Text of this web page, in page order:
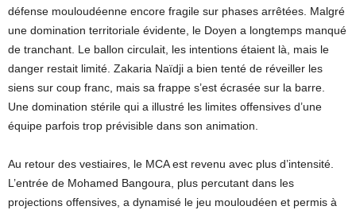
défense mouloudéenne encore fragile sur phases arrêtées. Malgré
une domination territoriale évidente, le Doyen a longtemps manqué
de tranchant. Le ballon circulait, les intentions étaient là, mais le
danger restait limité. Zakaria Naïdji a bien tenté de réveiller les
siens sur coup franc, mais sa frappe s’est écrasée sur la barre.
Une domination stérile qui a illustré les limites offensives d’une
équipe parfois trop prévisible dans son animation.
Au retour des vestiaires, le MCA est revenu avec plus d’intensité.
L’entrée de Mohamed Bangoura, plus percutant dans les
projections offensives, a dynamisé le jeu mouloudéen et permis à